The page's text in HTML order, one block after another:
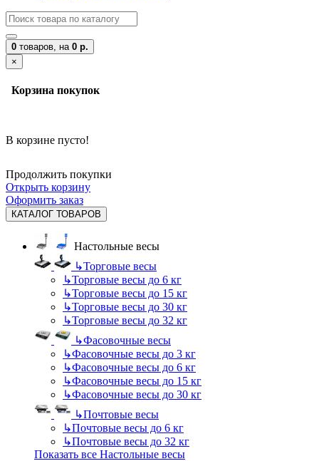
0 товаров, на 0 р.
×
Корзина покупок
В корзине пусто!
Продолжить покупки
Открыть корзину
Оформить заказ
КАТАЛОГ ТОВАРОВ
Настольные весы
↳Торговые весы
↳Торговые весы до 6 кг
↳Торговые весы до 15 кг
↳Торговые весы до 30 кг
↳Торговые весы до 32 кг
↳Фасовочные весы
↳Фасовочные весы до 3 кг
↳Фасовочные весы до 6 кг
↳Фасовочные весы до 15 кг
↳Фасовочные весы до 30 кг
↳Почтовые весы
↳Почтовые весы до 6 кг
↳Почтовые весы до 32 кг
Показать все Настольные весы